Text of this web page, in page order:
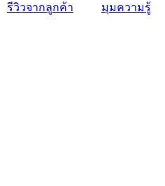
รีวิวจากลูกค้า มุมความรู้